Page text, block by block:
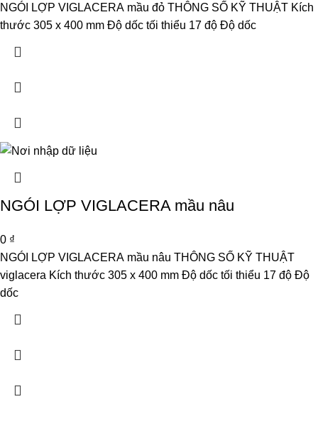
NGÓI LỢP VIGLACERA mầu đỏ THÔNG SỐ KỸ THUẬT Kích
thước 305 x 400 mm Độ dốc tối thiểu 17 độ Độ dốc
NGÓI LỢP VIGLACERA mầu nâu
0 ₫
NGÓI LỢP VIGLACERA mầu nâu THÔNG SỐ KỸ THUẬT
viglacera Kích thước 305 x 400 mm Độ dốc tối thiểu 17 độ Độ
dốc